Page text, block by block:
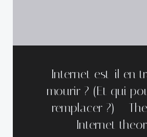
Internet est-il en
mourir ? (Et qui
remplacer ?) –
Internet